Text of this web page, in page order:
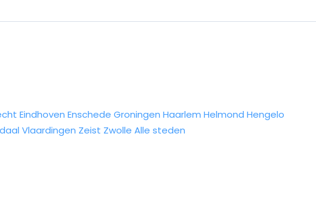
Eindhoven Enschede Groningen Haarlem Helmond Hengelo
Vlaardingen Zeist Zwolle Alle steden